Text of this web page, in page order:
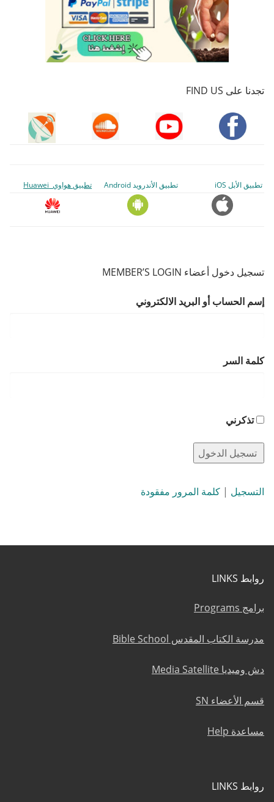
تجدنا على FIND US
تطبيق الأبل iOS تطبيق الأندرويد Android تطبيق هواوي Huawei
تسجيل دخول أعضاء MEMBER’S LOGIN
إسم الحساب أو البريد الالكتروني
كلمة السر
تذكرني
التسجيل | كلمة المرور مفقودة
روابط LINKS
برامج Programs
مدرسة الكتاب المقدس Bible School
دش وميديا Media Satellite
قسم الأعضاء SN
مساعدة Help
روابط LINKS